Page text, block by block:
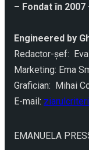
– Fondat în 2007
Engineered by
Redactor-şef:
Marketing: Ema
Grafician: Mihai
E-mail:
EMANUELA